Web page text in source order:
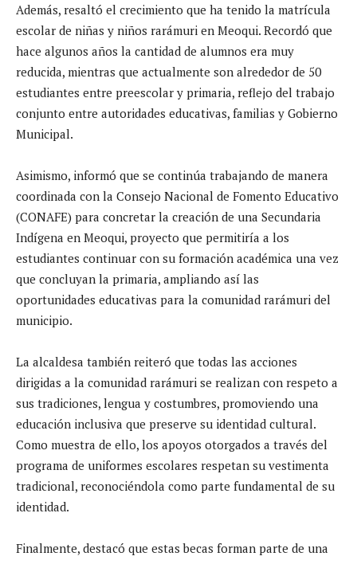
Además, resaltó el crecimiento que ha tenido la matrícula
escolar de niñas y niños rarámuri en Meoqui. Recordó que
hace algunos años la cantidad de alumnos era muy
reducida, mientras que actualmente son alrededor de 50
estudiantes entre preescolar y primaria, reflejo del trabajo
conjunto entre autoridades educativas, familias y Gobierno
Municipal.
Asimismo, informó que se continúa trabajando de manera
coordinada con la Consejo Nacional de Fomento Educativo
(CONAFE) para concretar la creación de una Secundaria
Indígena en Meoqui, proyecto que permitiría a los
estudiantes continuar con su formación académica una vez
que concluyan la primaria, ampliando así las
oportunidades educativas para la comunidad rarámuri del
municipio.
La alcaldesa también reiteró que todas las acciones
dirigidas a la comunidad rarámuri se realizan con respeto a
sus tradiciones, lengua y costumbres, promoviendo una
educación inclusiva que preserve su identidad cultural.
Como muestra de ello, los apoyos otorgados a través del
programa de uniformes escolares respetan su vestimenta
tradicional, reconociéndola como parte fundamental de su
identidad.
Finalmente, destacó que estas becas forman parte de una